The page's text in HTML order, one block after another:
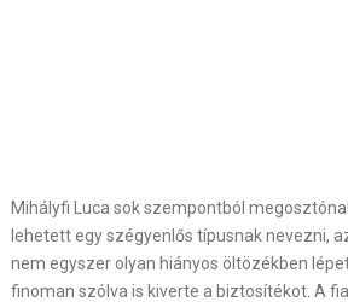
Mihályfi Luca sok szempontból
lehetett egy szégyenlős típusnak nevezni,
nem egyszer olyan hiányos öltözékben
finoman szólva is kiverte a biztosítékot. A